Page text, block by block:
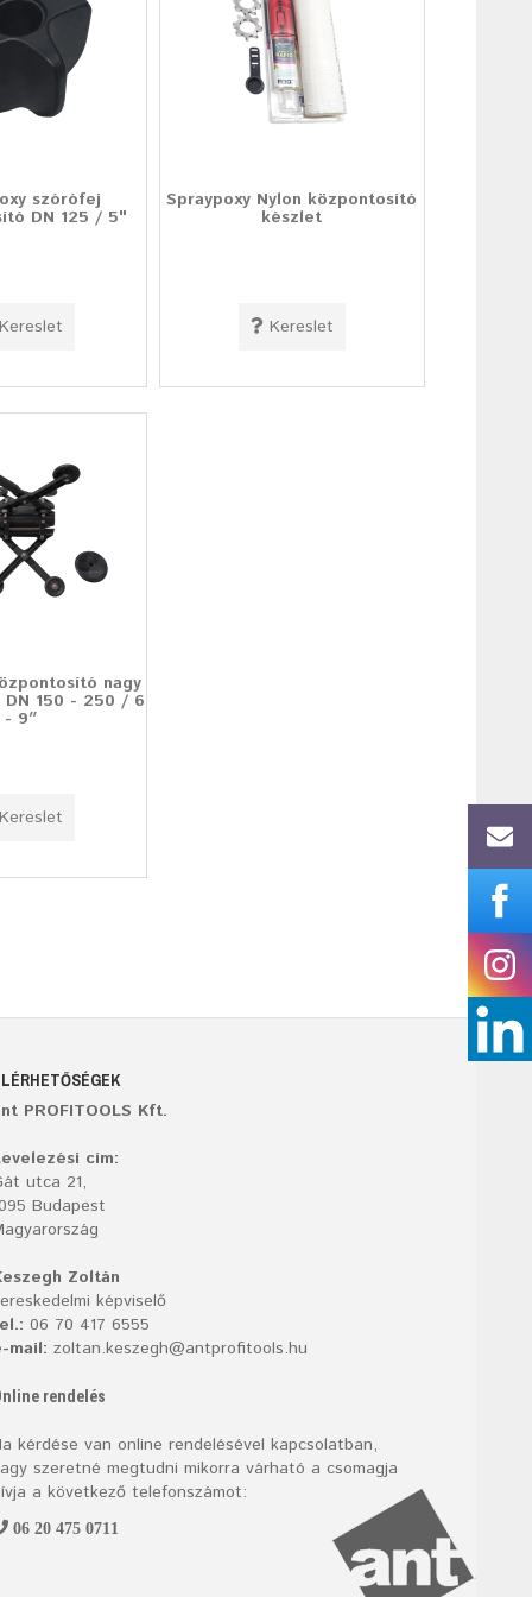
szórófej
DN 125 / 5"
Spraypoxy Nylon központosító
készlet
Kereslet
nagy
150 - 250 / 6
- 9″
PROFITOOLS Kft.
cím:
utca 21,
Budapest
Zoltán
képviselő
06 70 417 6555
mail: zoltan.keszegh@antprofitools.hu
rendelés
kérdése van online rendelésével kapcsolatban,
szeretné megtudni mikorra várható a csomagja
a következő telefonszámot:
06 20 475 0711